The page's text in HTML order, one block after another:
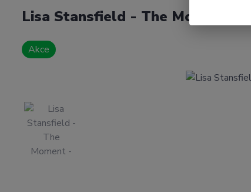
Lisa Stansfield - The Moment -
Akce